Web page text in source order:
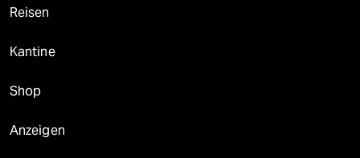
Reisen
Kantine
Shop
Anzeigen